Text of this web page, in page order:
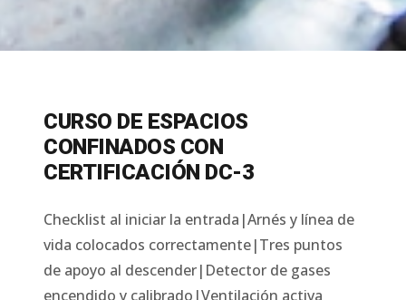
CURSO DE ESPACIOS
CONFINADOS CON
CERTIFICACIÓN DC-3
Checklist al iniciar la entrada|Arnés y línea de
vida colocados correctamente|Tres puntos
de apoyo al descender|Detector de gases
encendido y calibrado|Ventilación activa